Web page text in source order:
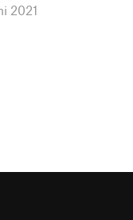
2021